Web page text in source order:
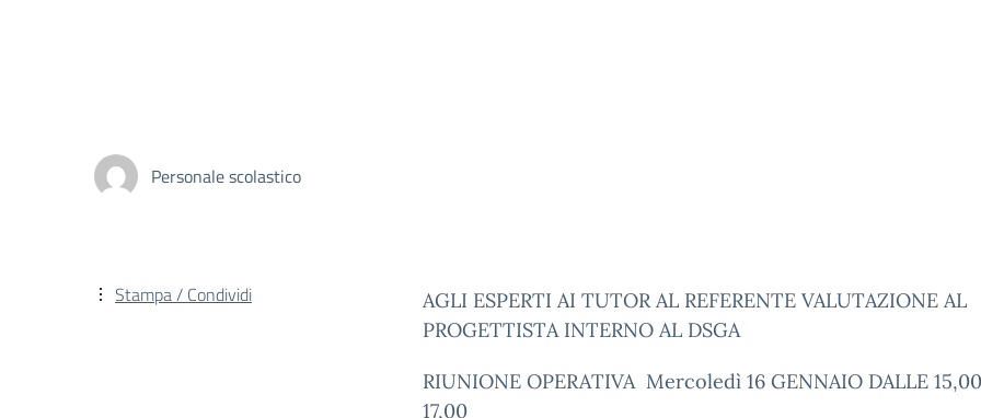
Personale scolastico
AGLI ESPERTI AI TUTOR AL REFERENTE VALUTAZIONE AL
PROGETTISTA INTERNO AL DSGA
RIUNIONE OPERATIVA Mercoledì 16 GENNAIO DALLE
17,00
Stampa / Condividi